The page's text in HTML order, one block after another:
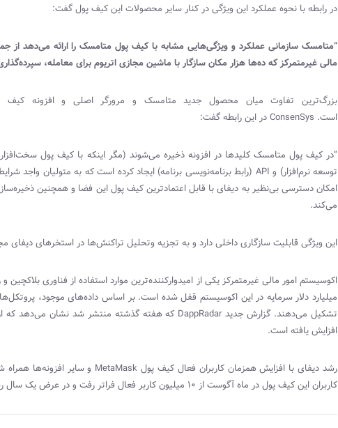
در رابطه با نحوه عملکرد این ویژگی در کنار سایر محصولات این کیف پول گفت:
“متامسک سازمانی عملکرد و ویژگی‌هایی مشابه با کیف پول متامسک را ارائه می‌دهد از
مالی غیرمتمرکز که ده‌ها هزار مکان سازگار با ماشین مجازی اتریوم برای معامله،
بزرگ‌ترین تفاوت میان محصول جدید متامسک و مرورگر اصلی و افزونه
است. ConsenSysدر این رابطه گفت:
“در کیف پول متامسک کلیدها در افزونه ذخیره می‌شوند (مگر اینکه با کیف پول
توسعه نرم‌افزار) و API (رابط برنامه‌نویسی برنامه) ایجاد کرده است که به متولیان واجد
امکان دسترسی بی‌نظیر به دیفای با قابل‌ اعتمادترین کیف پول این فضا و همچنین
می‌کند.
این ویژگی قابلیت سازگاری داخلی دارد و به تجزیه‌ وتحلیل تراکنش‌ها در استخرهای دیفای
تشکیل می‌دهند. گزارش جدیدDappRadar
افزایش یافته است.
رشد دیفای با افزایش همزمان کاربران فعال کیف پول MetaMask و سایر افزونه‌ها
کاربران این کیف پول در ماه آگوست از ۱۰ میلیون کاربر فعال فراتر رفت و در عرض یک سال رشدی ۱۹ برابری را به ثبت رساند.